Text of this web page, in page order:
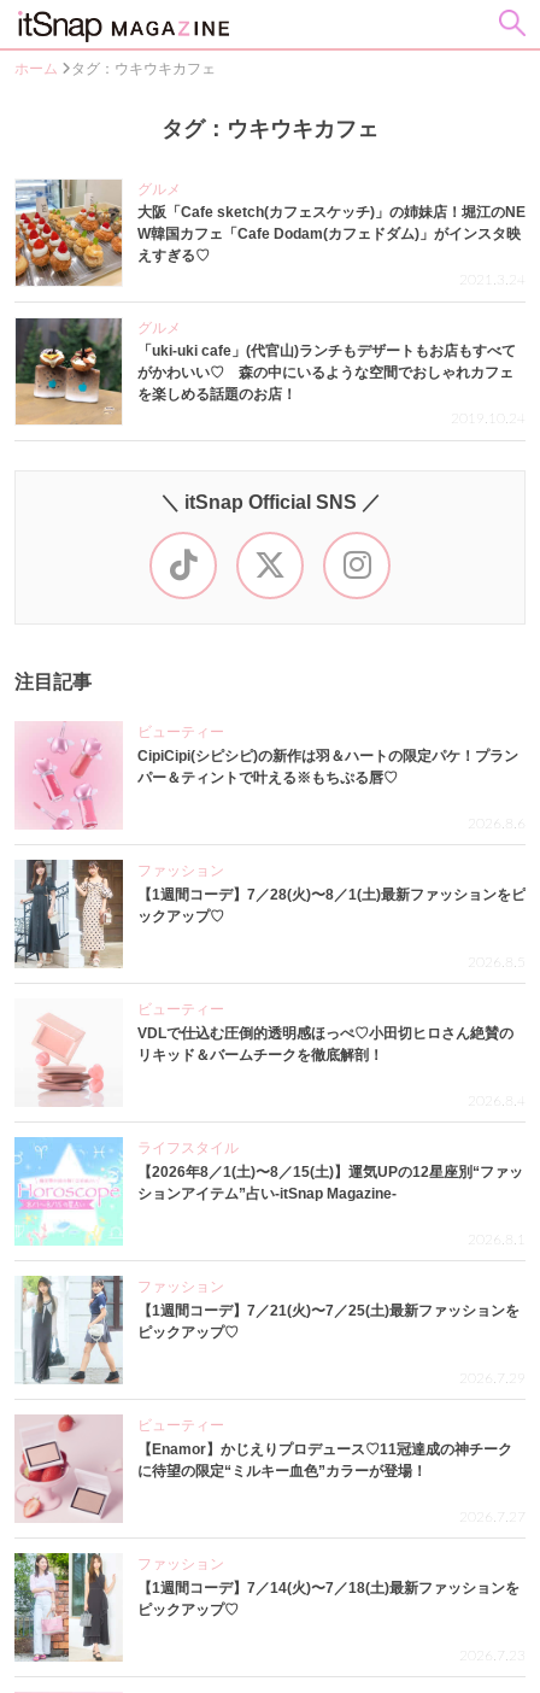
ホーム タグ：ウキウキカフェ
タグ：ウキウキカフェ
グルメ
大阪「Cafe sketch(カフェスケッチ)」の姉妹店！堀江のNE
W韓国カフェ「Cafe Dodam(カフェドダム)」がインスタ映
えすぎる♡
2021.3.24
グルメ
「uki-uki cafe」(代官山)ランチもデザートもお店もすべて
がかわいい♡ 森の中にいるような空間でおしゃれカフェ
を楽しめる話題のお店！
2019.10.24
＼ itSnap Official SNS ／
注目記事
ビューティー
CipiCipi(シピシピ)の新作は羽＆ハートの限定パケ！プラン
パー＆ティントで叶える※もちぷる唇♡
2026.8.6
ファッション
【1週間コーデ】7／28(火)〜8／1(土)最新ファッションをピ
ックアップ♡
2026.8.5
ビューティー
VDLで仕込む圧倒的透明感ほっぺ♡小田切ヒロさん絶賛の
リキッド＆バームチークを徹底解剖！
2026.8.4
ライフスタイル
【2026年8／1(土)〜8／15(土)】運気UPの12星座別“ファッ
ションアイテム”占い-itSnap Magazine-
2026.8.1
ファッション
【1週間コーデ】7／21(火)〜7／25(土)最新ファッションを
ピックアップ♡
2026.7.29
ビューティー
【Enamor】かじえりプロデュース♡11冠達成の神チーク
に待望の限定“ミルキー血色”カラーが登場！
2026.7.27
ファッション
【1週間コーデ】7／14(火)〜7／18(土)最新ファッションを
ピックアップ♡
2026.7.23